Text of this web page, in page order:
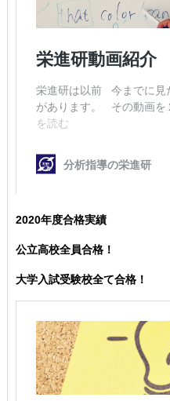
2020年度合格実績
公立高校全員合格！
大学入試受験校全て合格！